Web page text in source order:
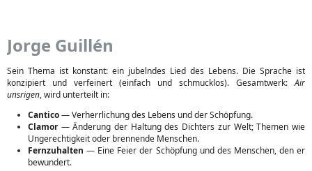
Jorge Guillén
Sein Thema ist konstant: ein jubelndes Lied des Lebens. Die Sprache ist
konzipiert und verfeinert (einfach und schmucklos). Gesamtwerk:Air
unsrigen, wird unterteilt in:
Cantico— Verherrlichung des Lebens und der Schöpfung.
Clamor— Änderung der Haltung des Dichters zur Welt; Themen wie
Ungerechtigkeit oder brennende Menschen.
Fernzuhalten — Eine Feier der Schöpfung und des Menschen, den er
bewundert.